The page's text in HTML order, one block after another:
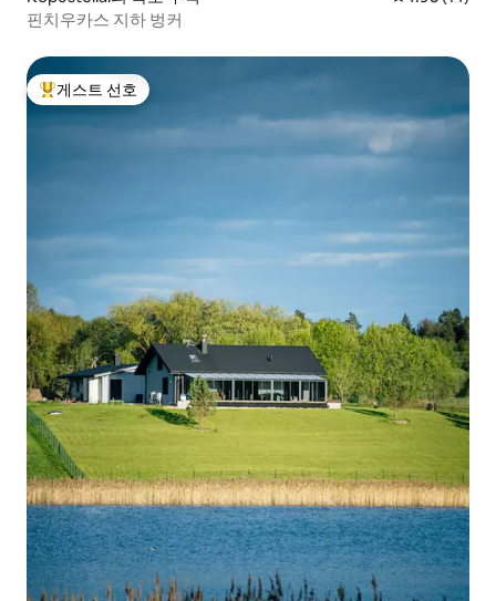
핀치우카스 지하 벙커
상위 게스트 선호
게스트 선호